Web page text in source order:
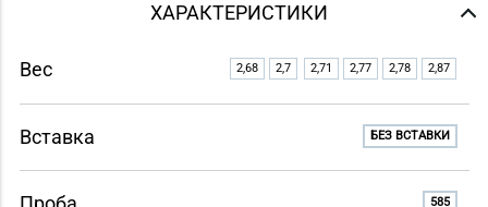
ХАРАКТЕРИСТИКИ
Вес 2,68 2,7 2,71 2,77 2,78 2,87
Вставка БЕЗ ВСТАВКИ
585